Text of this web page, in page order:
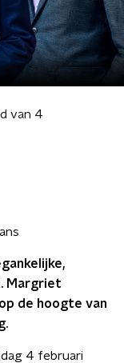
van 4
Margriet
de hoogte van
4 februari